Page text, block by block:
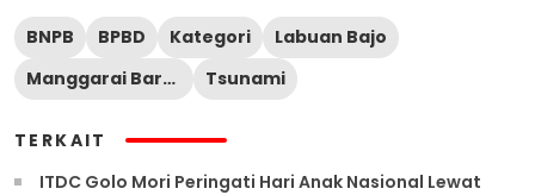
BNPB BPBD Kategori
Labuan Bajo
Manggarai Barat
Tsunami
TERKAIT
ITDC Golo Mori Peringati Hari Anak Nasional Lewat